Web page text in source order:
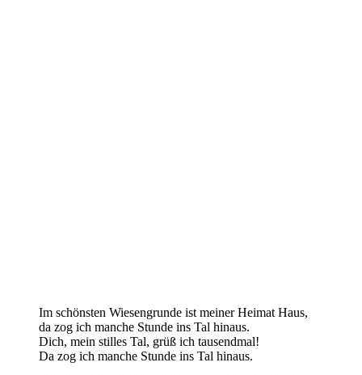
Im schönsten Wiesengrunde ist meiner Heimat Haus,
da zog ich manche Stunde ins Tal hinaus.
Dich, mein stilles Tal, grüß ich tausendmal!
Da zog ich manche Stunde ins Tal hinaus.